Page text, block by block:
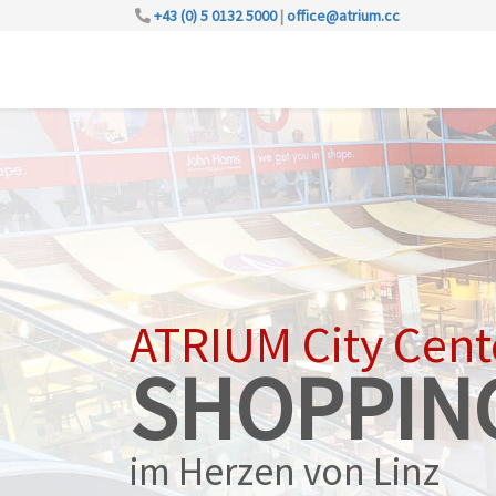
+43 (0) 5 0132 5000|office@atrium.cc
ATRIUM City
im Herzen von Linz